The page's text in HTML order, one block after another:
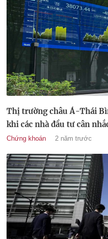
Thị trường châu Á-Thái
khi các nhà đầu tư cân
Chứng khoán 2 năm trước